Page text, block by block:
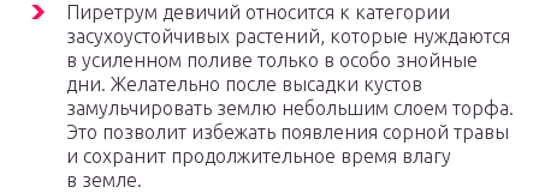
Пиретрум девичий относится к категории
засухоустойчивых растений, которые нуждаются
в усиленном поливе только в особо знойные
дни. Желательно после высадки кустов
замульчировать землю небольшим слоем торфа.
Это позволит избежать появления сорной травы
и сохранит продолжительное время влагу
в земле.